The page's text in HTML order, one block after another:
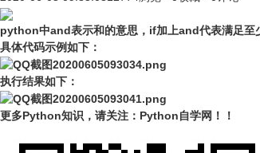
python中and表示和的意思，if加上and代表满足至
具体代码示例如下：
执行结果如下：
更多Python知识，请关注： Python自学网 ！！